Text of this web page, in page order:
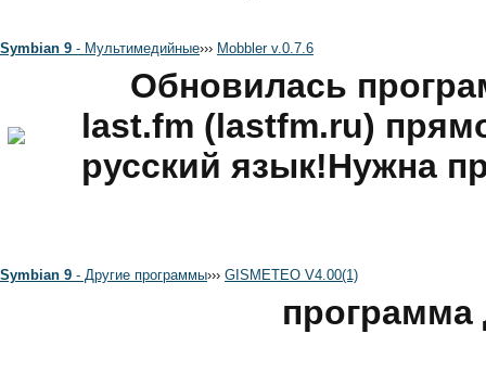
Symbian 9 - Мультимедийные››› Mobbler v.0.7.6
Обновилась
last.fm (lastfm.ru)
русский язык!Нужна
Symbian 9 - Другие программы››› GISMETEO V4.00(1)
программа